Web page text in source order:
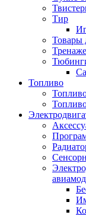
Тир
Товары
Топливо